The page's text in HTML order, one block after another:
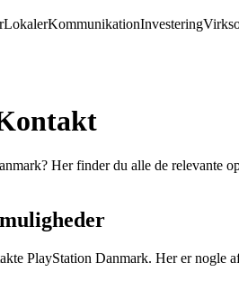
LokalerKommunikationInvestering
Her finder du alle de relevante
PlayStation Danmark. Her er nogle